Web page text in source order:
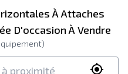
À Attaches
D'occasion À Vendre